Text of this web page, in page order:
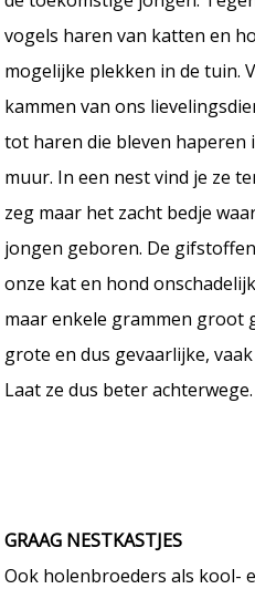
vogels haren van katten en
mogelijke plekken in de tuin.
kammen van ons
tot haren die bleven
muur. In een nest vind je ze
zeg maar het zacht bedje
jongen geboren. De
onze kat en hond
maar enkele grammen groot
grote en dus gevaarlijke,
Laat ze dus beter achterwege.
GRAAG NESTKASTJES
Ook holenbroeders als kool-